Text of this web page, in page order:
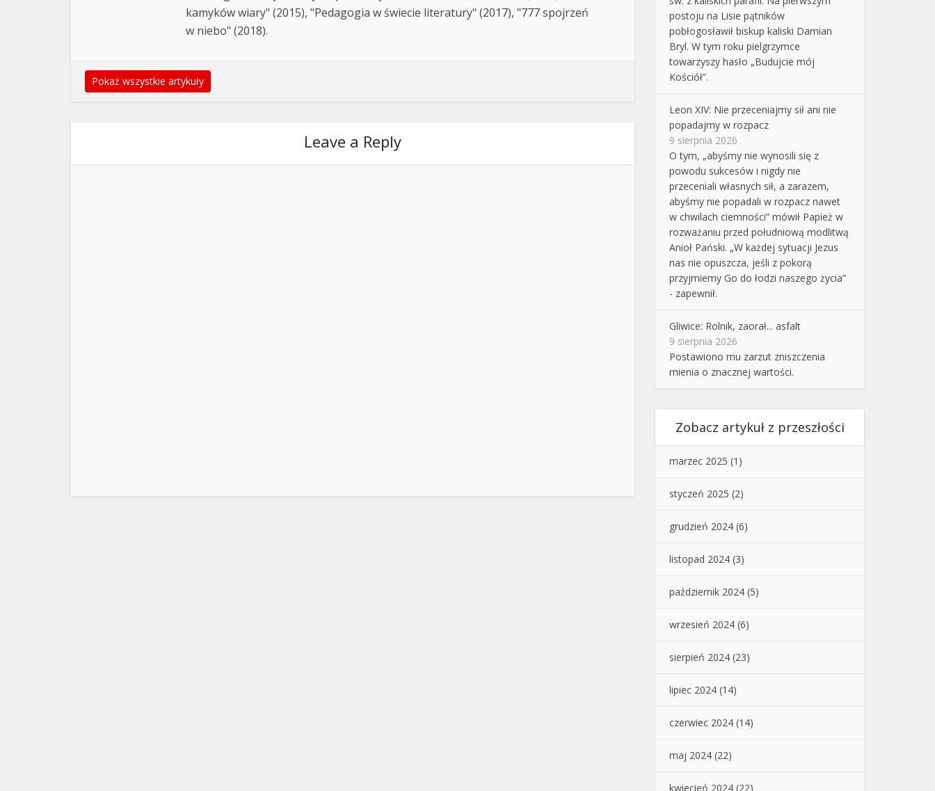
kamyków wiary" (2015), "Pedagogia w świecie literatury" (2017), "777 spojrzeń
w niebo" (2018).
Pokaż wszystkie artykuły
Leave a Reply
postoju na Lisie pątników
pobłogosławił biskup kaliski Damian
Bryl. W tym roku pielgrzymce
towarzyszy hasło „Budujcie mój
Kościół”.
Leon XIV: Nie przeceniajmy sił ani nie
popadajmy w rozpacz
9 sierpnia 2026
O tym, „abyśmy nie wynosili się z
powodu sukcesów i nigdy nie
przeceniali własnych sił, a zarazem,
abyśmy nie popadali w rozpacz nawet
w chwilach ciemności” mówił Papież w
rozważaniu przed południową modlitwą
Anioł Pański. „W każdej sytuacji Jezus
nas nie opuszcza, jeśli z pokorą
przyjmiemy Go do łodzi naszego życia”
- zapewnił.
Gliwice: Rolnik, zaorał... asfalt
9 sierpnia 2026
Postawiono mu zarzut zniszczenia
mienia o znacznej wartości.
Zobacz artykuł z przeszłości
marzec 2025 (1)
styczeń 2025 (2)
grudzień 2024 (6)
listopad 2024 (3)
październik 2024 (5)
wrzesień 2024 (6)
sierpień 2024 (23)
lipiec 2024 (14)
czerwiec 2024 (14)
maj 2024 (22)
kwiecień 2024 (22)